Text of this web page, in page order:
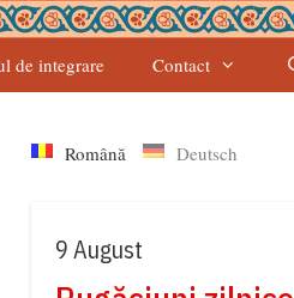
de integrare Contact
Română Deutsch
9 August